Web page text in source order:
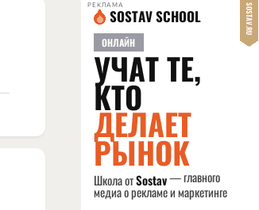
РЕКЛАМА